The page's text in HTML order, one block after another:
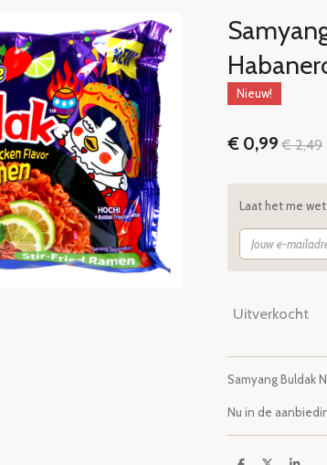
Nieuw!
€ 0,99 € 2,49
Laat het me
Uitverkocht
Samyang Buldak
Nu in de